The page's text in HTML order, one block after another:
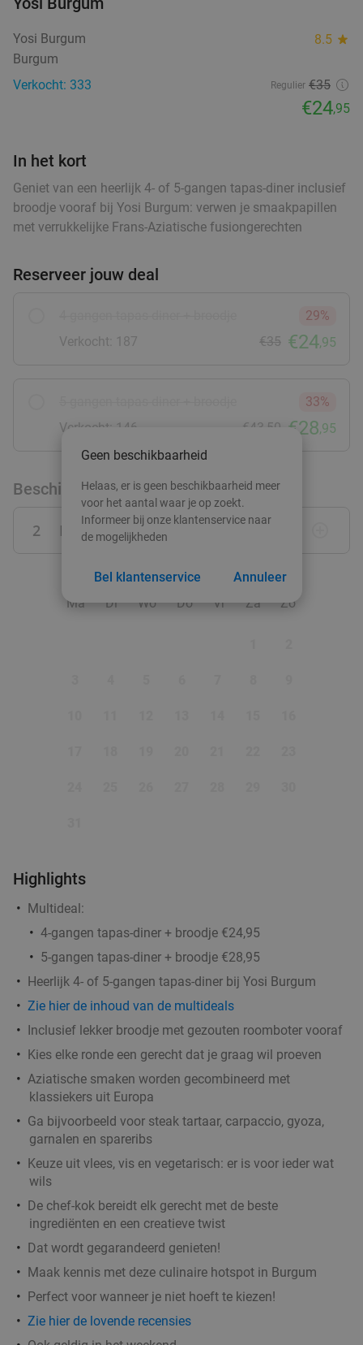
Morgen
Hof van Oldeberkoop
Oldeberkoop directions_car
,90
44%
3-gangen keuzediner bij Heerlijkheid
Vandaag Morgen Za Zo
Wo
Marum
Yosi Burgum 8.5 star
Burgum
Verkocht: 333
Regulier €35
€24,95
In het kort
Geniet van een heerlijk 4- of 5-gangen tapas-diner inclusief
broodje vooraf bij Yosi Burgum: verwen je smaakpapillen
met verrukkelijke Frans-Aziatische fusiongerechten
Reserveer jouw deal
29%
Verkocht: 187
€35 €24,95
33%
Verkocht: 146
€43,50 €28,95
Beschikbaarheid
2 Personen
augustus 2026
Ma
Di Wo Do Vr Za Zo
Geen beschikbaarheid
Helaas, er is geen beschikbaarheid meer
voor het aantal waar je op zoekt.
Informeer bij onze klantenservice naar
de mogelijkheden
Bel klantenservice Annuleer
Highlights
Multideal:
4-gangen tapas-diner + broodje €24,95
5-gangen tapas-diner + broodje €28,95
Heerlijk 4- of 5-gangen tapas-diner bij Yosi Burgum
Zie hier de inhoud van de multideals
Inclusief lekker broodje met gezouten roomboter vooraf
Kies elke ronde een gerecht dat je graag wil proeven
Aziatische smaken worden gecombineerd met
klassiekers uit Europa
Ga bijvoorbeeld voor steak tartaar, carpaccio, gyoza,
garnalen en spareribs
Keuze uit vlees, vis en vegetarisch: er is voor ieder wat
wils
De chef-kok bereidt elk gerecht met de beste
ingrediënten en een creatieve twist
Dat wordt gegarandeerd genieten!
Maak kennis met deze culinaire hotspot in Burgum
Perfect voor wanneer je niet hoeft te kiezen!
Zie hier de lovende recensies